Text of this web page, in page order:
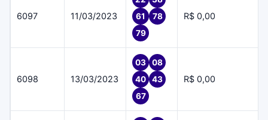
6097 11/03/2023
61
78
79
R$ 0,00
6098 13/03/2023
03
08
40
43
67
R$ 0,00